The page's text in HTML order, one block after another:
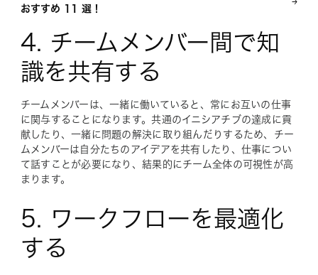
おすすめ 11 選！
4. チームメンバー間で知
識を共有する
チームメンバーは、一緒に働いていると、常にお互いの仕事
に関与することになります。共通のイニシアチブの達成に貢
献したり、一緒に問題の解決に取り組んだりするため、チー
ムメンバーは自分たちのアイデアを共有したり、仕事につい
て話すことが必要になり、結果的にチーム全体の可視性が高
まります。
5. ワークフローを最適化
する